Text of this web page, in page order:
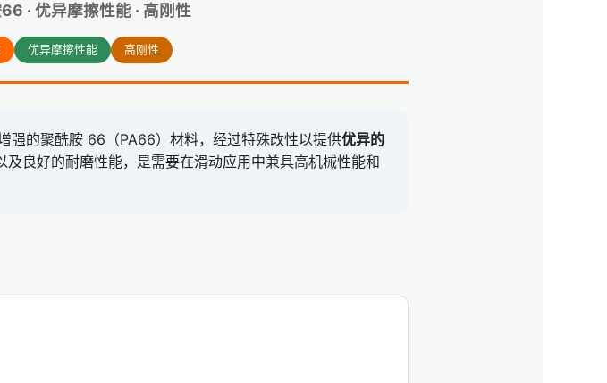
· 优异摩擦性能 · 高刚性
优异摩擦性能 高刚性
强的聚酰胺 66（PA66）材料，经过特殊改性以提供优异的
良好的耐磨性能，是需要在滑动应用中兼具高机械性能和